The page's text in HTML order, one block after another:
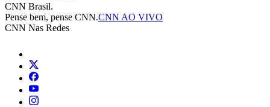
CNN Brasil.
Pense bem, pense CNN.CNN AO VIVO
CNN Nas Redes